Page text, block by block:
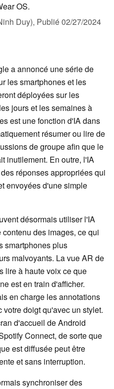
OS.
Duy), Publié02/27/2024
a annoncé une série de
les smartphones et les
déployées sur les
jours et les semaines à
est une fonction d'IA dans
résumer ou lire de
de groupe afin que le
inutilement. En outre, l'IA
réponses appropriées qui
envoyées d'une simple
désormais utiliser l'IA
des images, ce qui
smartphones plus
malvoyants. La vue AR de
lire à haute voix ce que
est en train d'afficher.
en charge les annotations
doigt qu'avec un stylet.
d'accueil de Android
Connect, de sorte que
est diffusée peut être
et sans interruption.
synchroniser des